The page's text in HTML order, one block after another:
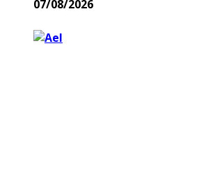
07/08/2026